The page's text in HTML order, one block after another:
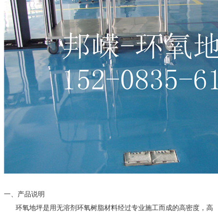
一、产品说明
环氧地坪是用无溶剂环氧树脂材料经过专业施工而成的高密度，高